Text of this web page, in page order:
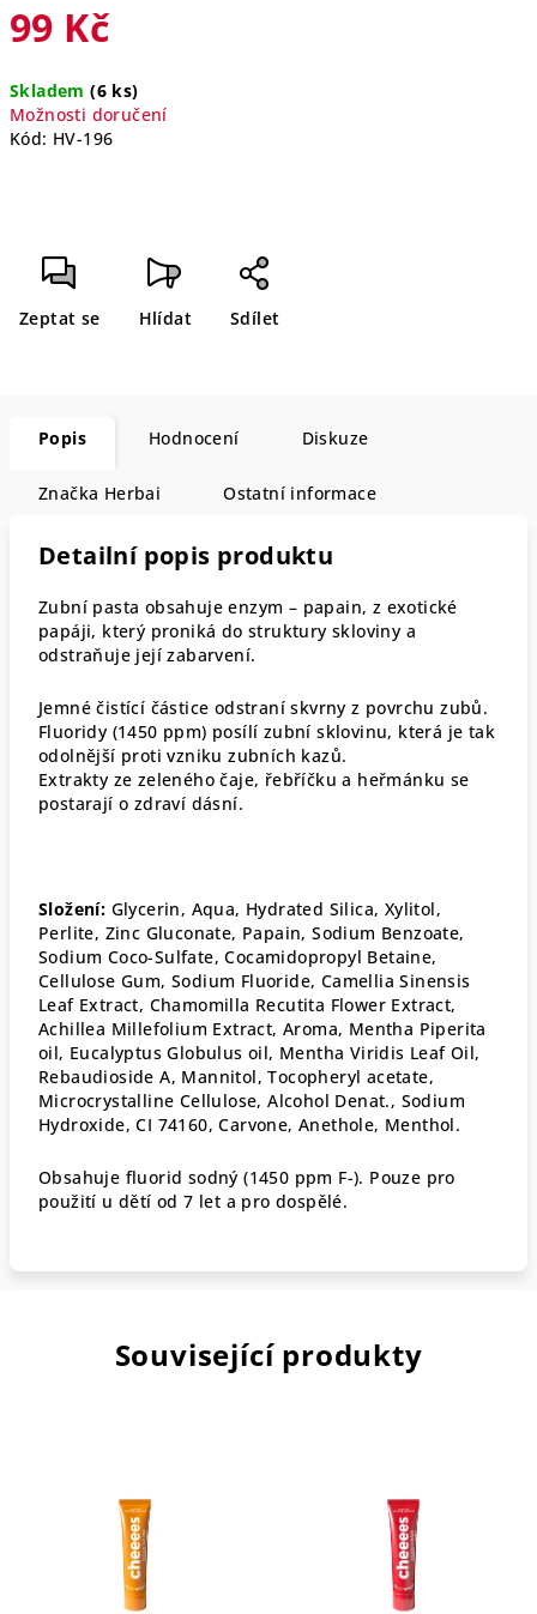
99 Kč
cena:
Skladem(6 ks)
Možnosti doručení
Kód: HV-196
Zeptat se Hlídat Sdílet
Popis Hodnocení Diskuze
Značka Herbai Ostatní informace
Detailní popis produktu
Zubní pasta obsahuje enzym – papain, z exotické
papáji, který proniká do struktury skloviny a
odstraňuje její zabarvení.
Jemné čistící částice odstraní skvrny z povrchu zubů.
Fluoridy (1450 ppm) posílí zubní sklovinu, která je tak
odolnější proti vzniku zubních kazů.
Extrakty ze zeleného čaje, řebříčku a heřmánku se
postarají o zdraví dásní.
Složení: Glycerin, Aqua, Hydrated Silica, Xylitol,
Perlite, Zinc Gluconate, Papain, Sodium Benzoate,
Sodium Coco-Sulfate, Cocamidopropyl Betaine,
Cellulose Gum, Sodium Fluoride, Camellia Sinensis
Leaf Extract, Chamomilla Recutita Flower Extract,
Achillea Millefolium Extract, Aroma, Mentha Piperita
oil, Eucalyptus Globulus oil, Mentha Viridis Leaf Oil,
Rebaudioside A, Mannitol, Tocopheryl acetate,
Microcrystalline Cellulose, Alcohol Denat., Sodium
Hydroxide, CI 74160, Carvone, Anethole, Menthol.
Obsahuje fluorid sodný (1450 ppm F-). Pouze pro
použití u dětí od 7 let a pro dospělé.
Související produkty